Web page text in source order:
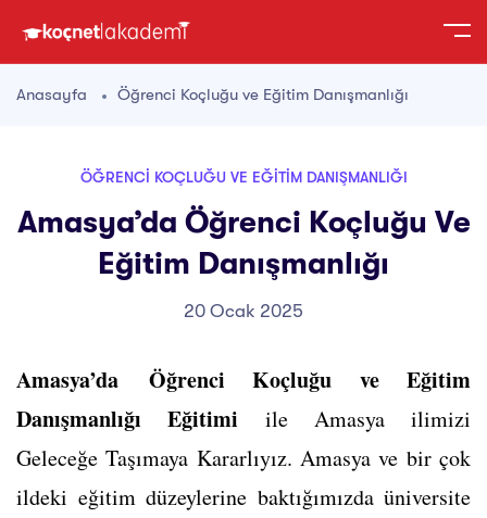
Anasayfa Öğrenci Koçluğu ve Eğitim Danışmanlığı
ÖĞRENCI KOÇLUĞU VE EĞITIM DANIŞMANLIĞI
Amasya’da Öğrenci Koçluğu Ve
Eğitim Danışmanlığı
20 Ocak 2025
Amasya’da Öğrenci Koçluğu ve Eğitim
Danışmanlığı Eğitimi ile Amasya ilimizi
Geleceğe Taşımaya Kararlıyız. Amasya ve bir çok
ildeki eğitim düzeylerine baktığımızda üniversite